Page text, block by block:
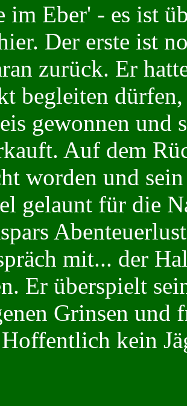
im Eber' - es ist
Der erste ist
zurück. Er
begleiten
gewonnen
Auf dem
worden und
gelaunt für die
mit... der
Er überspielt
Grinsen und
kein